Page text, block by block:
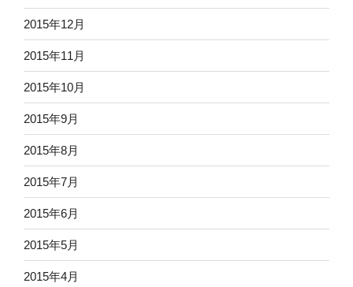
2015年12月
2015年11月
2015年10月
2015年9月
2015年8月
2015年7月
2015年6月
2015年5月
2015年4月